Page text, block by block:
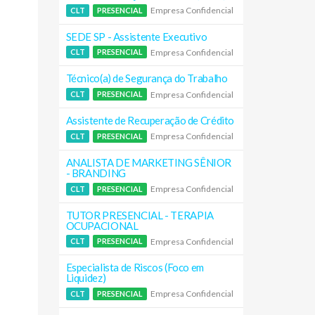
CLT PRESENCIAL Empresa Confidencial
SEDE SP - Assistente Executivo
CLT PRESENCIAL Empresa Confidencial
Técnico(a) de Segurança do Trabalho
CLT PRESENCIAL Empresa Confidencial
Assistente de Recuperação de Crédito
CLT PRESENCIAL Empresa Confidencial
ANALISTA DE MARKETING SÊNIOR
- BRANDING
CLT PRESENCIAL Empresa Confidencial
TUTOR PRESENCIAL - TERAPIA
OCUPACIONAL
CLT PRESENCIAL Empresa Confidencial
Especialista de Riscos (Foco em
Liquidez)
CLT PRESENCIAL Empresa Confidencial